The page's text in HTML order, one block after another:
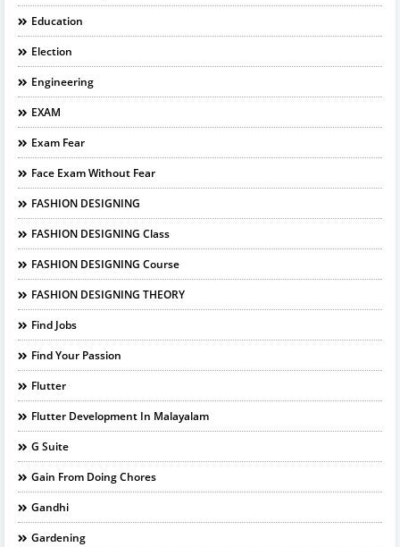
Education
Election
Engineering
EXAM
Exam Fear
Face Exam Without Fear
FASHION DESIGNING
FASHION DESIGNING Class
FASHION DESIGNING Course
FASHION DESIGNING THEORY
Find Jobs
Find Your Passion
Flutter
Flutter Development In Malayalam
G Suite
Gain From Doing Chores
Gandhi
Gardening